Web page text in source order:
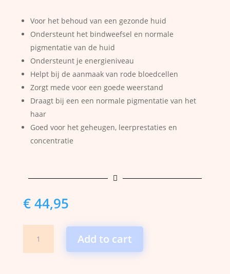
Voor het behoud van een gezonde huid
Ondersteunt het bindweefsel en normale
pigmentatie van de huid
Ondersteunt je energieniveau
Helpt bij de aanmaak van rode bloedcellen
Zorgt mede voor een goede weerstand
Draagt bij een een normale pigmentatie van het
haar
Goed voor het geheugen, leerprestaties en
concentratie

€44,95
Roots
-
Add to cart